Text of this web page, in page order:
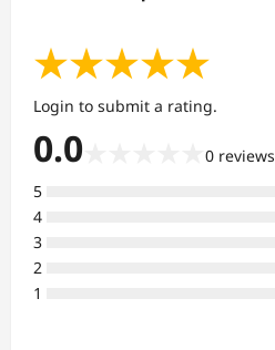
★★★★★
Login to submit a rating.
0.0 0 reviews
5
4
3
2
1